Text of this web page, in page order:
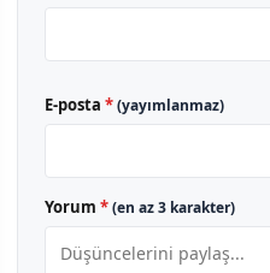
E-posta *(yayımlanmaz)
Yorum *(en az 3 karakter)